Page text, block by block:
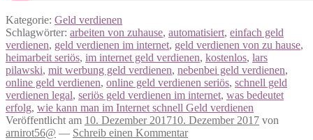
Kategorie: Geld verdienen
Schlagwörter: arbeiten von zuhause, automatisiert, einfach geld
verdienen, geld verdienen im internet, geld verdienen von zu hause,
heimarbeit seriös, im internet geld verdienen, kostenlos, lars
pilawski, mit werbung geld verdienen, nebenbei geld verdienen,
online geld verdienen, online geld verdienen seriös, schnell geld
verdienen legal, seriös geld verdienen im internet, was bedeutet
erfolg, wie kann man im Internet schnell Geld verdienen
Veröffentlicht am 10. Dezember 201710. Dezember 2017 von
arnirot56@ — Schreib einen Kommentar